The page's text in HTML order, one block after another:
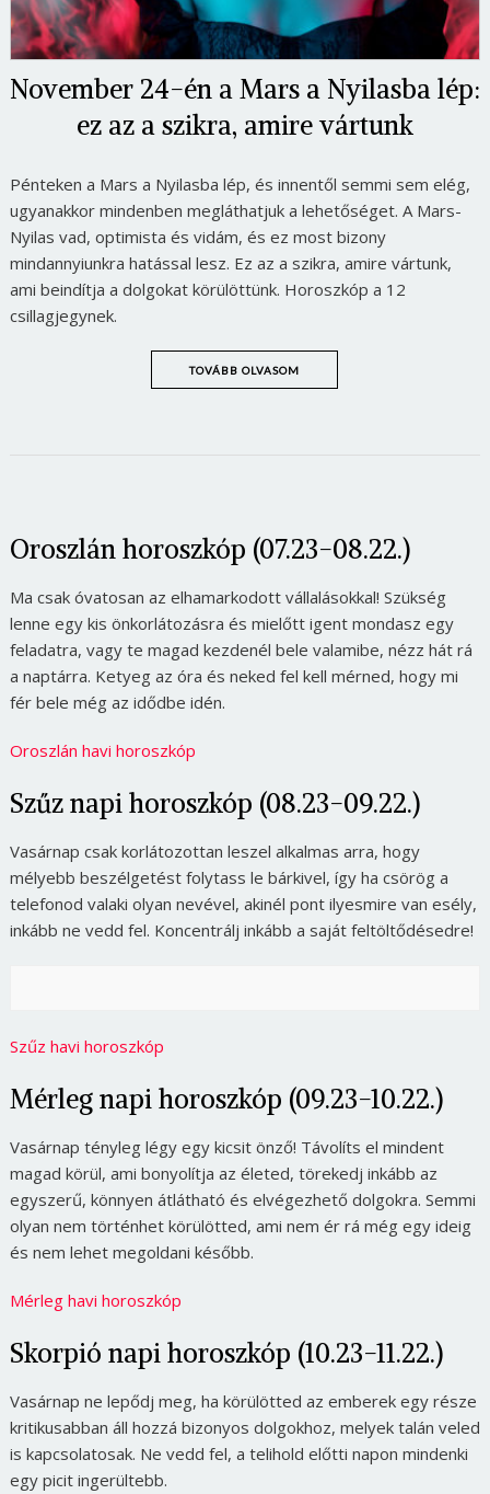
November 24-én a Mars a Nyilasba lép:
ez az a szikra, amire vártunk
Pénteken a Mars a Nyilasba lép, és innentől semmi sem elég,
ugyanakkor mindenben megláthatjuk a lehetőséget. A Mars-
Nyilas vad, optimista és vidám, és ez most bizony
mindannyiunkra hatással lesz. Ez az a szikra, amire vártunk,
ami beindítja a dolgokat körülöttünk. Horoszkóp a 12
csillagjegynek.
TOVÁBB OLVASOM
Oroszlán horoszkóp (07.23-08.22.)
Ma csak óvatosan az elhamarkodott vállalásokkal! Szükség
lenne egy kis önkorlátozásra és mielőtt igent mondasz egy
feladatra, vagy te magad kezdenél bele valamibe, nézz hát rá
a naptárra. Ketyeg az óra és neked fel kell mérned, hogy mi
fér bele még az idődbe idén.
Oroszlán havi horoszkóp
Szűz napi horoszkóp (08.23-09.22.)
Vasárnap csak korlátozottan leszel alkalmas arra, hogy
mélyebb beszélgetést folytass le bárkivel, így ha csörög a
telefonod valaki olyan nevével, akinél pont ilyesmire van esély,
inkább ne vedd fel. Koncentrálj inkább a saját feltöltődésedre!
Szűz havi horoszkóp
Mérleg napi horoszkóp (09.23-10.22.)
Vasárnap tényleg légy egy kicsit önző! Távolíts el mindent
magad körül, ami bonyolítja az életed, törekedj inkább az
egyszerű, könnyen átlátható és elvégezhető dolgokra. Semmi
olyan nem történhet körülötted, ami nem ér rá még egy ideig
és nem lehet megoldani később.
Mérleg havi horoszkóp
Skorpió napi horoszkóp (10.23-11.22.)
Vasárnap ne lepődj meg, ha körülötted az emberek egy része
kritikusabban áll hozzá bizonyos dolgokhoz, melyek talán veled
is kapcsolatosak. Ne vedd fel, a telihold előtti napon mindenki
egy picit ingerültebb.